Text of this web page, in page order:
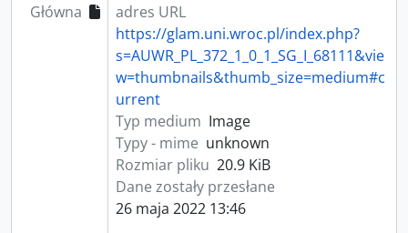
Główna
adres URL
https://glam.uni.wroc.pl/index.php?
s=AUWR_PL_372_1_0_1_SG_I_68111&vie
w=thumbnails&thumb_size=medium#c
urrent
Typ medium Image
Typy - mime unknown
Rozmiar pliku 20.9 KiB
Dane zostały przesłane
26 maja 2022 13:46